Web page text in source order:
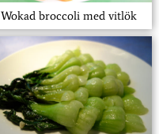
Wokad broccoli med vitlök